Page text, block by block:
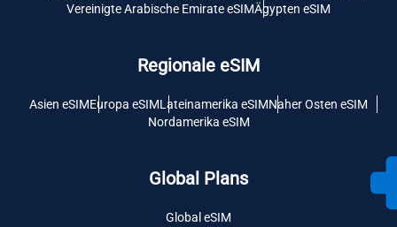
Vereinigte Arabische Emirate eSIMÄgypten eSIM
Regionale eSIM
Asien eSIMEuropa eSIMLateinamerika eSIMNaher Osten eSIM
Nordamerika eSIM
Global Plans
Global eSIM